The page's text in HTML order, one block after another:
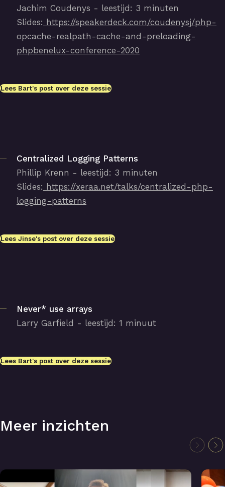
Jachim Coudenys - leestijd: 3 minuten
Slides: https://speakerdeck.com/coudenysj/php-
opcache-realpath-cache-and-preloading-
phpbenelux-conference-2020
Lees Bart's post over deze sessie
Centralized Logging Patterns
Phillip Krenn - leestijd: 3 minuten
Slides: https://xeraa.net/talks/centralized-php-
logging-patterns
Lees Jinse's post over deze sessie
Never* use arrays
Larry Garfield - leestijd: 1 minuut
Lees Bart's post over deze sessie
Meer inzichten
Lightning talks: Toekomstbestendige webapplicaties